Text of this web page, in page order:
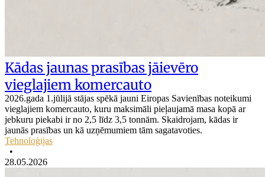
Kādas jaunas prasības jāievēro
vieglajiem komercauto
2026.gada 1.jūlijā stājas spēkā jauni Eiropas Savienības noteikumi
vieglajiem komercauto, kuru maksimāli pieļaujamā masa kopā ar
jebkuru piekabi ir no 2,5 līdz 3,5 tonnām. Skaidrojam, kādas ir
jaunās prasības un kā uzņēmumiem tām sagatavoties.
Tehnoloģijas
•
28.05.2026